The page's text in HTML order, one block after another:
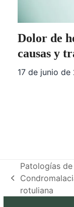
Dolor de
causas y
17 de junio de
previous
post:
Patologías
rotuliana